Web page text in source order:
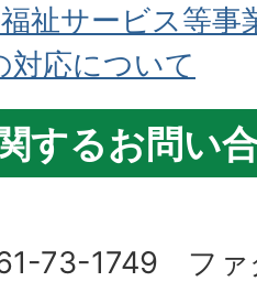
祉サービス等
応について
するお問い
73-1749 フ